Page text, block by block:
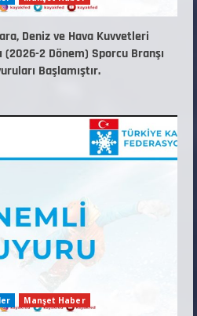
Deniz ve Hava Kuvvetleri
(2026-2 Dönem) Sporcu Branşı
Başlamıştır.
Manşet Haber